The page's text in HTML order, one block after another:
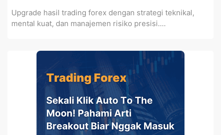
Upgrade hasil trading forex dengan strategi teknikal,
mental kuat, dan manajemen risiko presisi....